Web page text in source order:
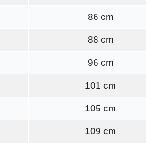
86 cm
88 cm
96 cm
101 cm
105 cm
109 cm